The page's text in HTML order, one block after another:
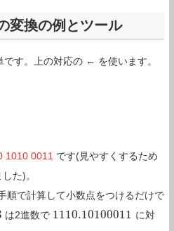
変換の例とツール
す。上の対応の ← を使います。
1010 0011 です(見やすくするため
た)。
順で計算して小数点をつけるだけで
は2進数で 1110.10100011
1110.10100011
に対